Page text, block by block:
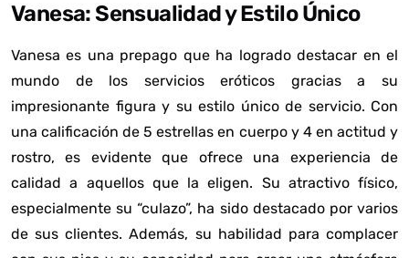
Vanesa: Sensualidad y Estilo Único
Vanesa es una prepago que ha logrado destacar en el
mundo de los servicios eróticos gracias a su
impresionante figura y su estilo único de servicio. Con
una calificación de 5 estrellas en cuerpo y 4 en actitud y
rostro, es evidente que ofrece una experiencia de
calidad a aquellos que la eligen. Su atractivo físico,
especialmente su “culazo”, ha sido destacado por varios
de sus clientes. Además, su habilidad para complacer